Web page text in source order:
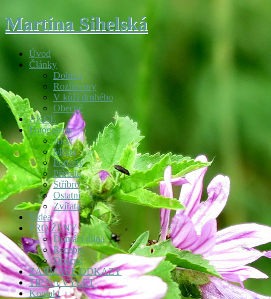
Martina Sihelská
Úvod
Články
Dolníci
Rozhovory
V kůži druhého
Obecné
AKCE
Fotogalerie
Akty
Města
Portréty
Příroda
Stříbro
Ostatní
Zvířata
Videa
PRO ŽENY
Domácí dílna
Recepty
Obecné
ZAJÍMAVÉ ODKAZY
TIP NA VÝLET
Kontakt